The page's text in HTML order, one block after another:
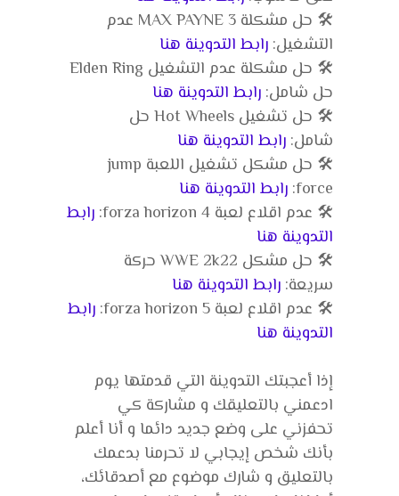
🛠️ حل مشكلة MAX PAYNE 3 عدم
التشغيل: رابط التدوينة هنا
🛠️ حل مشكلة عدم التشغيل Elden Ring
حل شامل: رابط التدوينة هنا
🛠️ حل تشغيل Hot Wheels حل
شامل: رابط التدوينة هنا
🛠️ حل مشكل تشغيل اللعبة jump
force: رابط التدوينة هنا
🛠️ عدم اقلاع لعبة forza horizon 4:
رابط
التدوينة هنا
🛠️ حل مشكل WWE 2k22 حركة
سريعة: رابط التدوينة هنا
🛠️ عدم اقلاع لعبة forza horizon 5:
رابط
التدوينة هنا
إذا أعجبتك التدوينة التي قدمتها يوم
ادعمني بالتعليقك و مشاركة كي
تحفزني على وضع جديد دائما و أنا أعلم
بأنك شخص إيجابي لا تحرمنا بدعمك
بالتعليق و شارك موضوع مع أصدقائك،